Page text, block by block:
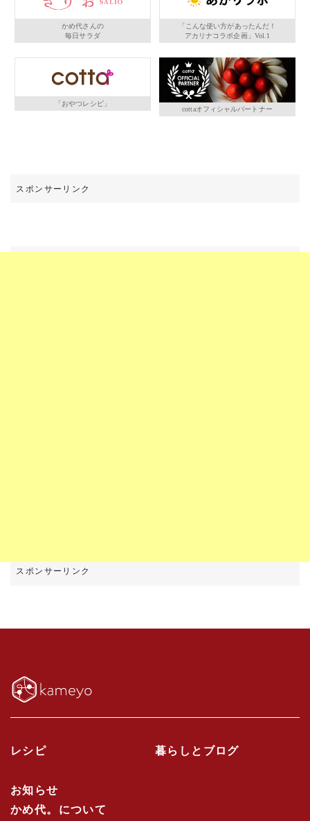
かめ代さんの
毎日サラダ
「こんな使い方があったんだ！
アカリナコラボ企画」Vol.1
「おやつレシピ」
cottaオフィシャルパートナー
レシピ 暮らしとブログ
お知らせ
かめ代。について